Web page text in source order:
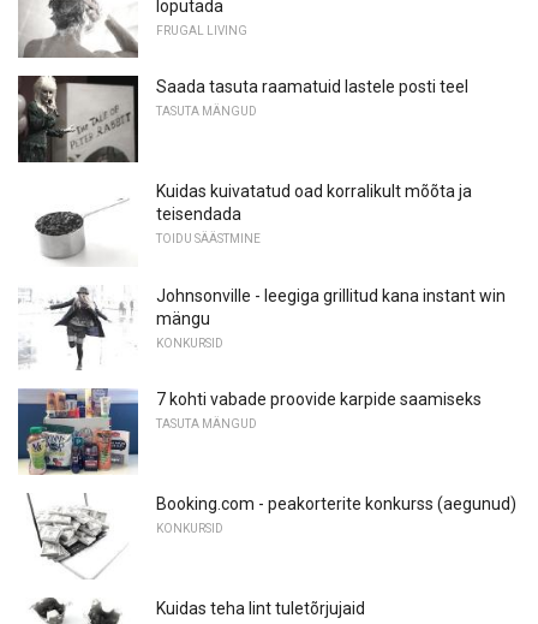
loputada
FRUGAL LIVING
Saada tasuta raamatuid lastele posti teel
TASUTA MÄNGUD
Kuidas kuivatatud oad korralikult mõõta ja
teisendada
TOIDU SÄÄSTMINE
Johnsonville - leegiga grillitud kana instant win
mängu
KONKURSID
7 kohti vabade proovide karpide saamiseks
TASUTA MÄNGUD
Booking.com - peakorterite konkurss (aegunud)
KONKURSID
Kuidas teha lint tuletõrjujaid